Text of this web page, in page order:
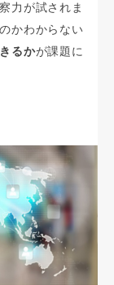
力が試されま
かわからない
るかが課題に